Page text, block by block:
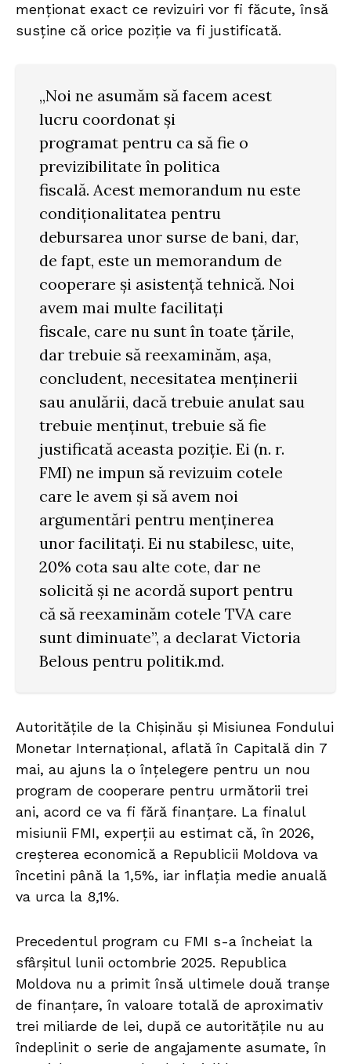
menționat exact ce revizuiri vor fi făcute, însă
susține că orice poziție va fi justificată.
„Noi ne asumăm să facem acest
lucru coordonat și
programat pentru ca să fie o
previzibilitate în politica
fiscală. Acest memorandum nu este
condiționalitatea pentru
debursarea unor surse de bani, dar,
de fapt, este un memorandum de
cooperare și asistență tehnică. Noi
avem mai multe facilitați
fiscale, care nu sunt în toate țările,
dar trebuie să reexaminăm, așa,
concludent, necesitatea menținerii
sau anulării, dacă trebuie anulat sau
trebuie menținut, trebuie să fie
justificată aceasta poziție. Ei (n. r.
FMI) ne impun să revizuim cotele
care le avem și să avem noi
argumentări pentru menținerea
unor facilitați. Ei nu stabilesc, uite,
20% cota sau alte cote, dar ne
solicită și ne acordă suport pentru
că să reexaminăm cotele TVA care
sunt diminuate”, a declarat Victoria
Belous pentru politik.md.
Autoritățile de la Chișinău și Misiunea Fondului
Monetar Internațional, aflată în Capitală din 7
mai, au ajuns la o înțelegere pentru un nou
program de cooperare pentru următorii trei
ani, acord ce va fi fără finanțare. La finalul
misiunii FMI, experții au estimat că, în 2026,
creșterea economică a Republicii Moldova va
încetini până la 1,5%, iar inflația medie anuală
va urca la 8,1%.
Precedentul program cu FMI s-a încheiat la
sfârșitul lunii octombrie 2025. Republica
Moldova nu a primit însă ultimele două tranșe
de finanțare, în valoare totală de aproximativ
trei miliarde de lei, după ce autoritățile nu au
îndeplinit o serie de angajamente asumate, în